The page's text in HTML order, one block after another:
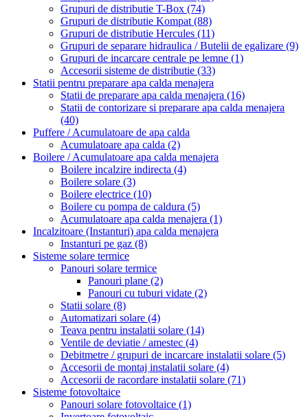
Grupuri de distributie T-Box (74)
Grupuri de distributie Kompat (88)
Grupuri de distributie Hercules (11)
Grupuri de separare hidraulica / Butelii de egalizare (9)
Grupuri de incarcare centrale pe lemne (1)
Accesorii sisteme de distributie (33)
Statii pentru preparare apa calda menajera
Statii de preparare apa calda menajera (16)
Statii de contorizare si preparare apa calda menajera
(40)
Puffere / Acumulatoare de apa calda
Acumulatoare apa calda (2)
Boilere / Acumulatoare apa calda menajera
Boilere incalzire indirecta (4)
Boilere solare (3)
Boilere electrice (10)
Boilere cu pompa de caldura (5)
Acumulatoare apa calda menajera (1)
Incalzitoare (Instanturi) apa calda menajera
Instanturi pe gaz (8)
Sisteme solare termice
Panouri solare termice
Panouri plane (2)
Panouri cu tuburi vidate (2)
Statii solare (8)
Automatizari solare (4)
Teava pentru instalatii solare (14)
Ventile de deviatie / amestec (4)
Debitmetre / grupuri de incarcare instalatii solare (5)
Accesorii de montaj instalatii solare (4)
Accesorii de racordare instalatii solare (71)
Sisteme fotovoltaice
Panouri solare fotovoltaice (1)